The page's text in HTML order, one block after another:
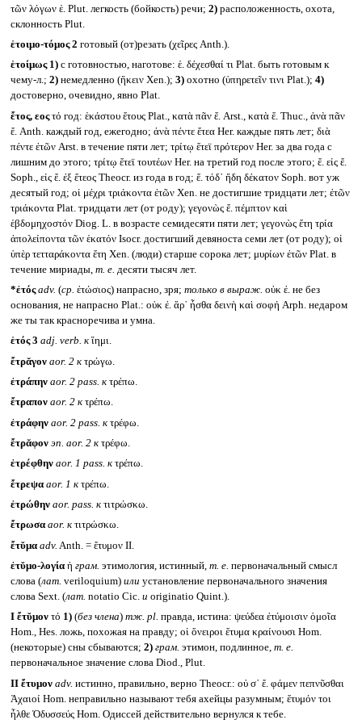
τῶν λόγων ἑ. Plut. легкость (бойкость) речи; 2)расположенность, охота,
склонность Plut.
ἑτοιμο-τόμος 2 готовый (от)резать (χεῖρες Anth.).
ἑτοίμως 1)с готовностью, наготове: ἑ. δέχεσθαί τι Plat. быть готовым к
чему-л.; 2)немедленно (ἥκειν Xen.); 3)охотно (ὑπηρετεῖν τινι Plat.); 4)
достоверно, очевидно, явно Plat.
ἔτος, εοςτό год: ἑκάστου ἔτους Plat., κατὰ πᾶν ἔ. Arst., κατὰ ἔ. Thuc., ἀνὰ πᾶν
ἔ. Anth. каждый год, ежегодно; ἀνὰ πέντε ἔτεα Her. каждые пять лет; διὰ
πέντε ἐτῶν Arst. в течение пяти лет; τρίτῳ ἔτεϊ πρότερον Her. за два года с
лишним до этого; τρίτῳ ἔτεϊ τουτέων Her. на третий год после этого; ἔ. εἰς ἔ.
Soph., εἰς ἔ. ἐξ ἔτεος Theocr. из года в год; ἔ. τόδ᾽ ἤδη δέκατον Soph. вот уж
десятый год; οἱ μέχρι τριάκοντα ἐτῶν Xen. не достигшие тридцати лет; ἐτῶν
τριάκοντα Plat. тридцати лет (от роду); γεγονὼς ἔ. πέμπτον καὶ
ἑβδομηχοστόν Diog. L. в возрасте семидесяти пяти лет; γεγονὼς ἔτη τρία
ἀπολείποντα τῶν ἑκατόν Isocr. достигший девяноста семи лет (от роду); οἱ
ὑπὲρ τετταράκοντα ἔτη Xen. (люди) старше сорока лет; μυρίων ἐτῶν Plat. в
течение мириады, т. е. десяти тысяч лет.
*ἐτός adv. (ср. ἐτώσιος) напрасно, зря; только в выраж. οὐκ ἐ. не без
основания, не напрасно Plat.: οὐκ ἐ. ἄρ᾽ ἦσθα δεινὴ καὶ σοφή Arph. недаром
же ты так красноречива и умна.
ἑτός 3 adj. verb. кἵημι.
ἔτρᾰγον aor. 2 кτρώγω.
ἐτράπην aor. 2 pass. кτρέπω.
ἔτραπον aor. 2 кτρέπω.
ἐτράφην aor. 2 pass. кτρέφω.
ἔτρᾰφον эп. aor. 2 кτρέφω.
ἐτρέφθην aor. 1 pass. кτρέπω.
ἔτρεψα aor. 1 кτρέπω.
ἐτρώθην aor. pass. кτιτρώσκω.
ἔτρωσα aor. кτιτρώσκω.
ἔτῠμα adv. Anth. = ἔτυμον II.
ἐτῠμο-λογία ἡ грам. этимология, истинный, т. е. первоначальный смысл
слова (лат. veriloquium) или установление первоначального значения
слова Sext. (лат. notatio Cic. и originatio Quint.).
I ἔτῠμον τό 1)(без члена) тж. pl. правда, истина: ψεύδεα ἐτύμοισιν ὁμοῖα
Hom., Hes. ложь, похожая на правду; οἱ ὄνειροι ἔτυμα κραίνουσι Hom.
(некоторые) сны сбываются; 2) грам. этимон, подлинное, т. е.
первоначальное значение слова Diod., Plut.
II ἔτυμον adv. истинно, правильно, верно Theocr.: οὐ σ᾽ ἔ. φάμεν πεπνῦσθαι
Ἀχαιοί Hom. неправильно называют тебя ахейцы разумным; ἔτυμόν τοι
ἦλθε Ὀδυσσεύς Hom. Одиссей действительно вернулся к тебе.